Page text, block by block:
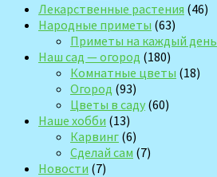
Лекарственные растения (46)
Народные приметы (63)
Приметы на каждый день
Наш сад — огород (180)
Комнатные цветы (18)
Огород (93)
Цветы в саду (60)
Наше хобби (13)
Карвинг (6)
Сделай сам (7)
Новости (7)